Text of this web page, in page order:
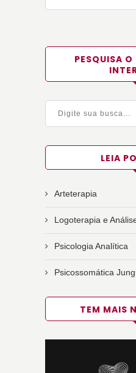
PESQUISA O
LEIA
Arteterapia
Logoterapia e
Psicologia Analítica
Psicossomática
TEM MAIS